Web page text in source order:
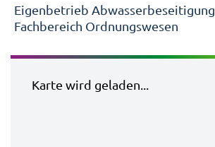
Eigenbetrieb Abwasserbeseitigung
Fachbereich Ordnungswesen
Karte wird geladen...